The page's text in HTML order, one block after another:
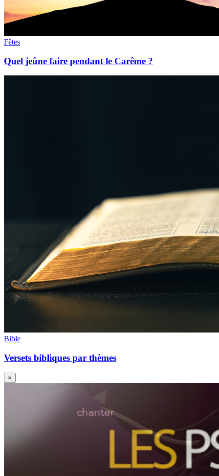
Fêtes
Quel jeûne faire pendant le Carême ?
Bible
Versets bibliques par thèmes
×